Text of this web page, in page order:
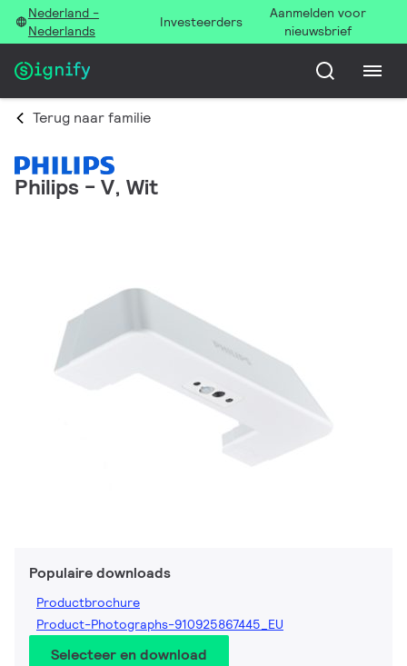
Nederland -
Nederlands
Investeerders
Aanmelden voor
nieuwsbrief
Terug naar familie
Philips - V, Wit
Populaire downloads
Productbrochure
Product-Photographs-910925867445_EU
Selecteer en download